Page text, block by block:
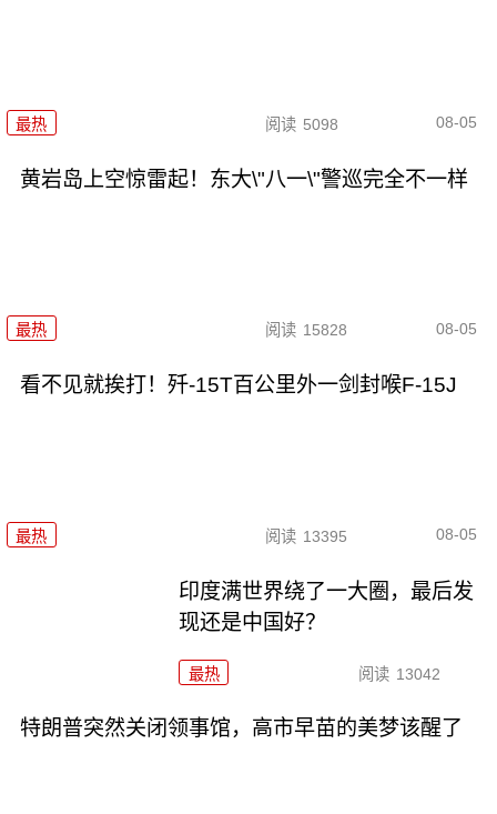
最热 阅读 5098 08-05
黄岩岛上空惊雷起！东大\"八一\"警巡完全不一样
最热 阅读 15828 08-05
看不见就挨打！歼-15T百公里外一剑封喉F-15J
最热 阅读 13395 08-05
印度满世界绕了一大圈，最后发
现还是中国好？
最热 阅读 13042
特朗普突然关闭领事馆，高市早苗的美梦该醒了